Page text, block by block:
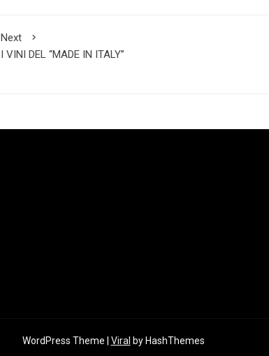
Next
I VINI DEL “MADE IN ITALY”
WordPress Theme | Viral by HashThemes